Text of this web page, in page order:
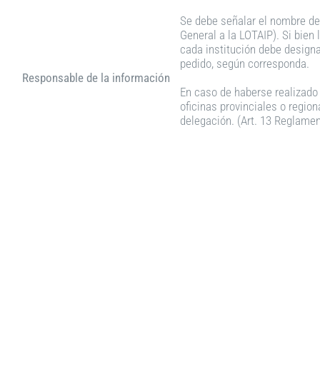
Responsable de la información
Se debe señalar el nombre
General a la LOTAIP). Si
cada institución debe
pedido, según corresponda.
En caso de haberse
oficinas provinciales o
delegación. (Art. 13